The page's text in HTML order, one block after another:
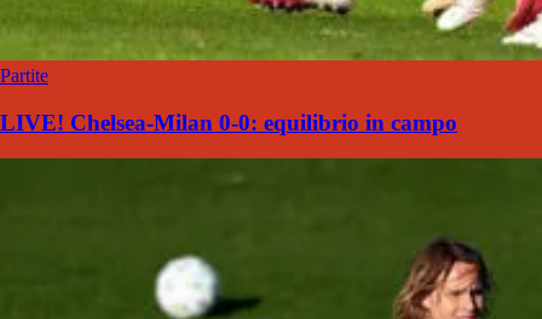
Partite
LIVE! Chelsea-Milan 0-0: equilibrio in campo